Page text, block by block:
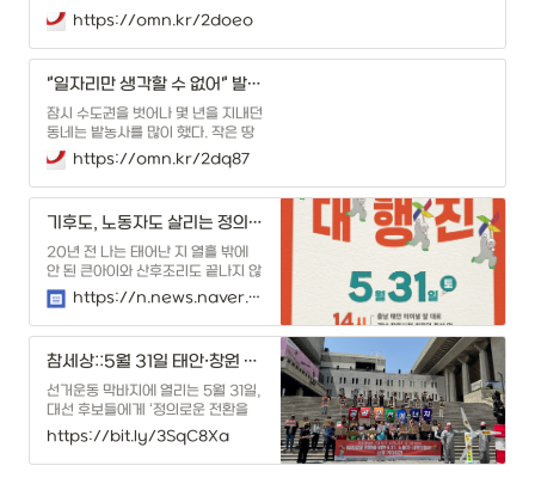
슬레이트 주택이었다. 여름에는 습기
에 숨이 막히고 겨울에는 방안에서도
입김이 나오는 곳이었다. 너무 열악해
사계절을 채우지 못하고 빠져나온 그
곳은, 지금 휘황한 아파트 단지로 변
해 있다. 먹어 본 중 최고였던 오뎅집,
얄구진 물건들만 가득...
https://omn.kr/2doeo
"일자리만 생각할 수 없어" 발전노동자가 기후위기 대응 선봉에 선 이유
잠시 수도권을 벗어나 몇 년을 지내던
동네는 밭농사를 많이 했다. 작은 땅
도 그냥 두는 법이 없는 어르신들이지
만, 밭에 어떤 작물도 심지 않고 그냥
두거나 비닐로 멀칭을 해두기도 했다.
농사를 지어본 적이 없던 나는 비닐로
덮어둔 땅에는 뭔가를 심어둔 줄 알았
으나 그건 아니었다. 짜투리 땅이라
도, 마당 안 작은 땅...
https://omn.kr/2dq87
기후도, 노동자도 살리는 정의로운 전환이 필요하다
20년 전 나는 태어난 지 열흘 밖에
안 된 큰아이와 산후조리도 끝나지 않
아 몸도 제대로 가누지 못하는 아내
를 두고 태안으로 향했다. 2005년 1
월 17일, 아내는 애써 웃고 있었지만
그 웃음 너머 울고 있다는 것
https://n.news.naver.com/article/047/0002472264?sid=102
참세상::5월 31일 태안·창원 탈석탄 정의로운 전환 대행진에서 대선 후보를 만난다면
선거운동 막바지에 열리는 5월 31일,
대선 후보들에게 ‘정의로운 전환을
위한 노동자·시민 대행진’의 참여를
제안한다. 탈석탄-공공재생에너지
판은 깔렸다. 깨어있는 노동자들, 시
https://bit.ly/3SqC8Xa